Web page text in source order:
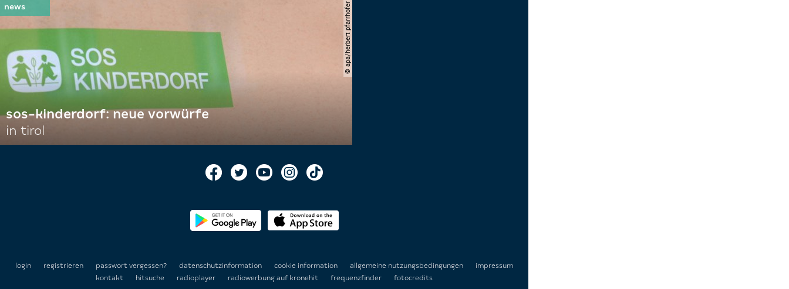
© apa/herbert pfarrhofer
sos-kinderdorf: neue vorwürfe
in tirol
login registrieren passwort vergessen? datenschutzinformation cookie information allgemeine nutzungsbedingungen
impressum
kontakt
hitsuche radioplayer radiowerbung auf kronehit frequenzfinder fotocredits